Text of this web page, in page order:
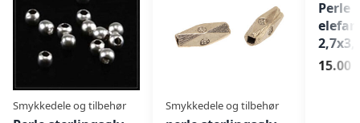
Smykkedele og tilbehør Smykkedele og tilbehør
Perle
15.00